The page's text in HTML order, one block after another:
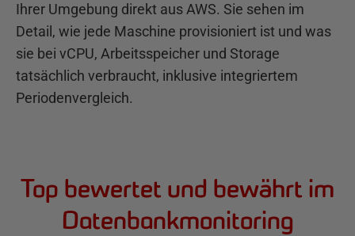
Ihrer Umgebung direkt aus AWS. Sie sehen im
Detail, wie jede Maschine provisioniert ist und was
sie bei vCPU, Arbeitsspeicher und Storage
tatsächlich verbraucht, inklusive integriertem
Periodenvergleich.
Top bewertet und bewährt im
Datenbankmonitoring